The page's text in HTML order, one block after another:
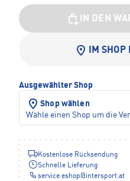
IN DEN
IM SHOP
Ausgewählter Shop
Shop wählen
Wähle einen Shop um die
Kostenlose Rücksendung
Schnelle Lieferung
service.eshop@intersport.at